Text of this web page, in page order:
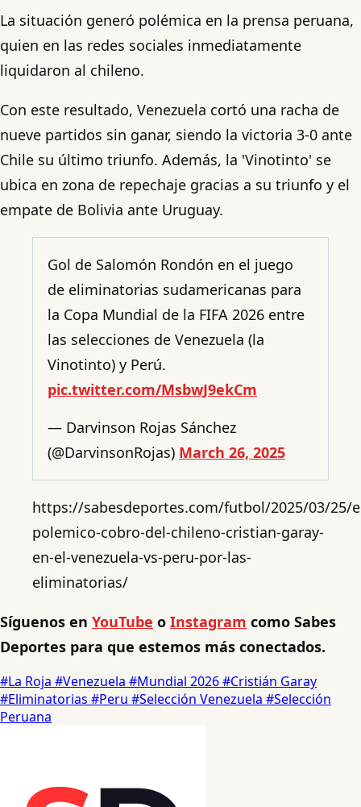
La situación generó polémica en la prensa peruana,
quien en las redes sociales inmediatamente
liquidaron al chileno.
Con este resultado, Venezuela cortó una racha de
nueve partidos sin ganar, siendo la victoria 3-0 ante
Chile su último triunfo. Además, la 'Vinotinto' se
ubica en zona de repechaje gracias a su triunfo y el
empate de Bolivia ante Uruguay.
Gol de Salomón Rondón en el juego
de eliminatorias sudamericanas para
la Copa Mundial de la FIFA 2026 entre
las selecciones de Venezuela (la
Vinotinto) y Perú.
pic.twitter.com/MsbwJ9ekCm
— Darvinson Rojas Sánchez
(@DarvinsonRojas) March 26, 2025
https://sabesdeportes.com/futbol/2025/03/25/
polemico-cobro-del-chileno-cristian-garay-
en-el-venezuela-vs-peru-por-las-
eliminatorias/
Síguenos en YouTube o Instagram como Sabes
Deportes para que estemos más conectados.
#La Roja #Venezuela #Mundial 2026#Cristián Garay
#Eliminatorias #Peru #Selección Venezuela #Selección
Peruana